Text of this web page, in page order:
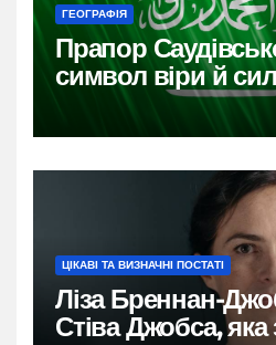
ГЕОГРАФІЯ
Прапор
символ віри й
ЦІКАВІ ТА ВИЗНАЧНІ ПОСТАТІ
Ліза Бреннан-
Стіва Джобса,